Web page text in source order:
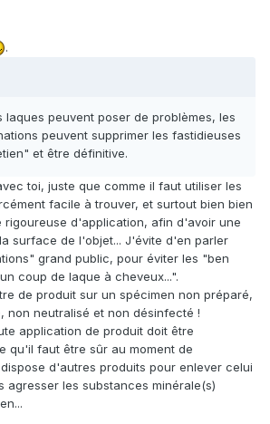
.
laques peuvent poser de problèmes, les
peuvent supprimer les fastidieuses
et être définitive.
toi, juste que comme il faut utiliser les
facile à trouver, et surtout bien bien
rigoureuse d'application, afin d'avoir une
surface de l'objet... J'évite d'en parler
grand public, pour éviter les "ben
coup de laque à cheveux...".
de produit sur un spécimen non préparé,
non neutralisé et non désinfecté !
application de produit doit être
qu'il faut être sûr au moment de
d'autres produits pour enlever celui
agresser les substances minérale(s)